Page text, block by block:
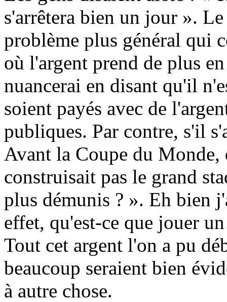
s'arrêtera bien un jour ».
problème plus général qui
où l'argent prend de plus
nuancerai en disant qu'il
soient payés avec de
publiques. Par contre, s'il
Avant la Coupe du
construisait pas le grand
plus démunis ? ». Eh bien
effet, qu'est-ce que jouer
Tout cet argent l'on a pu
beaucoup seraient bien
à autre chose.